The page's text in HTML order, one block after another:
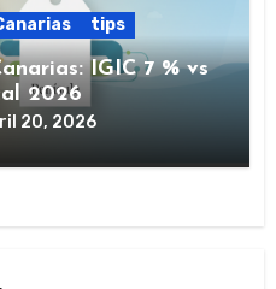
tips
IGIC 7 % vs
2026
20, 2026